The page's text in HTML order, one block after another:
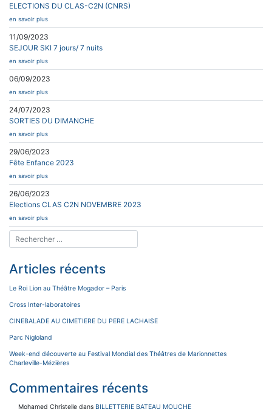
ELECTIONS DU CLAS-C2N (CNRS)
en savoir plus
11/09/2023
SEJOUR SKI 7 jours/ 7 nuits
en savoir plus
06/09/2023
en savoir plus
24/07/2023
SORTIES DU DIMANCHE
en savoir plus
29/06/2023
Fête Enfance 2023
en savoir plus
26/06/2023
Elections CLAS C2N NOVEMBRE 2023
en savoir plus
Articles récents
Le Roi Lion au Théâtre Mogador – Paris
Cross Inter-laboratoires
CINEBALADE AU CIMETIERE DU PERE LACHAISE
Parc Nigloland
Week-end découverte au Festival Mondial des Théâtres de Marionnettes
Charleville-Mézières
Commentaires récents
Mohamed Christelle dans BILLETTERIE BATEAU MOUCHE